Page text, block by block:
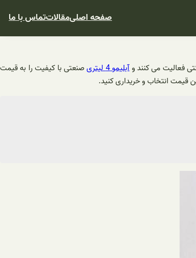
صفحه اصلیمقالاتتماس با ما
فعالیت می کنند وآبلیمو 4 لیتری
صنعتی با کیفیت را به قیمت
قیمت انتخاب و خریداری کنید.